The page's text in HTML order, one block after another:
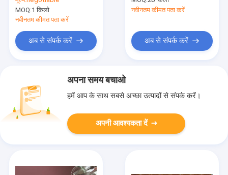
MOQ:1 किलो
नवीनतम कीमत पता करें
अब से संपर्क करें
योजक
नवीनतम कीमत पता करें
अब से संपर्क करें
अपना समय बचाओ
हमें आप के साथ सबसे अच्छा उत्पादों से संपर्क करें।
अपनी आवश्यकता दें